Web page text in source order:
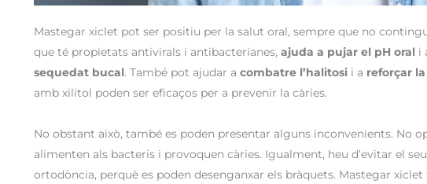
Mastegar xiclet pot ser positiu per la salut oral, sempre que no
que té propietats antivirals i antibacterianes, ajuda a pujar el pH oral i
sequedat bucal. També pot ajudar a combatre l’halitosii a reforçar
amb xilitol poden ser eficaços per a prevenir la càries.
No obstant això, també es poden presentar alguns inconvenients. No
alimenten als bacteris i provoquen càries. Igualment, heu d’evitar el
ortodòncia, perquè es poden desenganxar els bràquets. Mastegar